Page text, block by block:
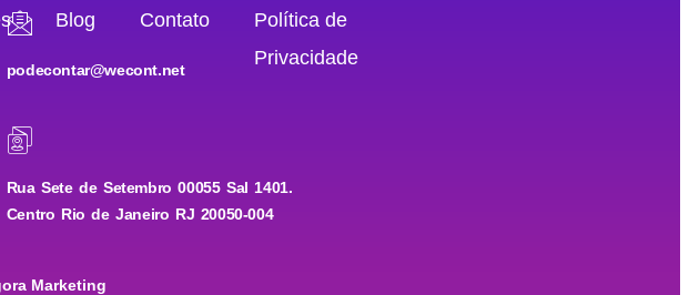
Blog Contato
Política de
Privacidade
podecontar@wecont.net
Rua Sete de Setembro 00055 Sal 1401.
Centro Rio de Janeiro RJ 20050-004
Marketing